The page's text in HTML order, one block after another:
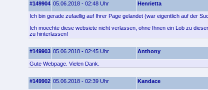
#149904 05.06.2018 - 02:48 Uhr Henrietta
Ich bin gerade zufaellig auf Ihrer Page gelandet (war eigentlich auf der
Ich moechte diese websiete nicht verlassen, ohne Ihnen ein Lob zu
zu hinterlassen!
#149903 05.06.2018 - 02:45 Uhr Anthony
Gute Webpage. Vielen Dank.
#149902 05.06.2018 - 02:39 Uhr Kandace